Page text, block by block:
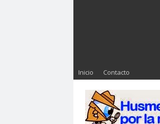
Inicio Contacto